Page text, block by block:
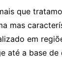
que
mas
em
até a base de